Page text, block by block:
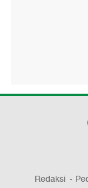
Redaksi